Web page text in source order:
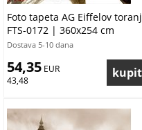
Foto tapeta AG Eiffelov toranj
FTS-0172 | 360x254 cm
Dostava 5-10 dana
54,35 EUR
43,48